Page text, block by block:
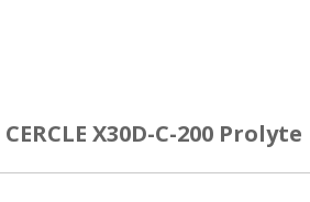
X30D-C-200 Prolyte